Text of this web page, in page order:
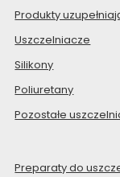
Produkty
Uszczelniacze
Silikony
Poliuretany
Pozostałe
Preparaty do